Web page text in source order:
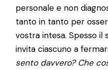
personale e non
tanto in tanto per
vostra intesa. Spesso
invita ciascuno a
sento davvero? Che